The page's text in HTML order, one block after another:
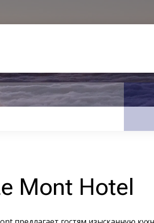
Mont Hotel